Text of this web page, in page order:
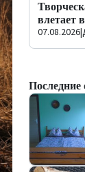
влетает
07.08.2026|